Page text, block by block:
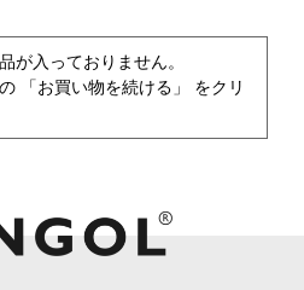
が入っておりません。
「お買い物を続ける」 をクリ